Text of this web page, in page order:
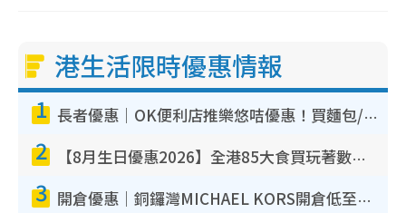
港生活限時優惠情報
1 長者優惠｜OK便利店推樂悠咭優惠！買麵包/牛奶/保健品拍卡即減
2 【8月生日優惠2026】全港85大食買玩著數攻略 自助餐/火鍋放題同行免費＋誠品/DONKI送現金券
3 開倉優惠｜銅鑼灣MICHAEL KORS開倉低至17折！直擊$500起買手袋/銀包/鞋款 必買經典Jet Set系列